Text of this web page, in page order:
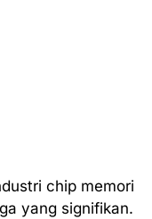
chip memori
yang signifikan.